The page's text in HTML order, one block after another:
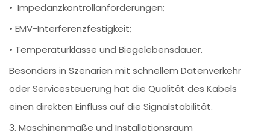
• Impedanzkontrollanforderungen;
• EMV-Interferenzfestigkeit;
• Temperaturklasse und Biegelebensdauer.
Besonders in Szenarien mit schnellem Datenverkehr
oder Servicesteuerung hat die Qualität des Kabels
einen direkten Einfluss auf die Signalstabilität.
3. Maschinenmaße und Installationsraum